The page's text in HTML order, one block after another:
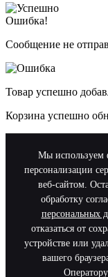
Ошибка!
Сообщение не
Товар успешно
Корзина успешно
Мы используем
персонализации
веб-сайтом.
обработку
отказаться от
устройстве или
вашего